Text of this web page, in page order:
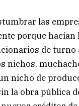
las
porque
de turno
nichos,
nicho de
la obra pública